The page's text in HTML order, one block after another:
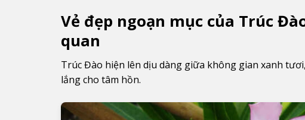
Vẻ đẹp ngoạn mục của Trúc
quan
Trúc Đào hiện lên dịu dàng giữa không gian xanh
lắng cho tâm hồn.